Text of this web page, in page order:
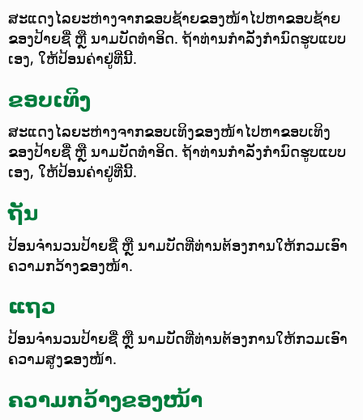
ສະແດງໄລຍະຫ່າງຈາກຂອບຊ້າຍຂອງໜ້າໄປຫາຂອບຊ້າຍ
ຂອງປ້າຍຊື່ ຫຼື ນາມບັດທຳອິດ. ຖ້າທ່ານກຳລັງກຳນົດຮູບແບບ
ເອງ, ໃຫ້ປ້ອນຄ່າຢູ່ທີ່ນີ້.
ຂອບເທິງ
ສະແດງໄລຍະຫ່າງຈາກຂອບເທິງຂອງໜ້າໄປຫາຂອບເທິງ
ຂອງປ້າຍຊື່ ຫຼື ນາມບັດທຳອິດ. ຖ້າທ່ານກຳລັງກຳນົດຮູບແບບ
ເອງ, ໃຫ້ປ້ອນຄ່າຢູ່ທີ່ນີ້.
ຖັນ
ປ້ອນຈຳນວນປ້າຍຊື່ ຫຼື ນາມບັດທີ່ທ່ານຕ້ອງການໃຫ້ກວມເອົາ
ຄວາມກວ້າງຂອງໜ້າ.
ແຖວ
ປ້ອນຈຳນວນປ້າຍຊື່ ຫຼື ນາມບັດທີ່ທ່ານຕ້ອງການໃຫ້ກວມເອົາ
ຄວາມສູງຂອງໜ້າ.
ຄວາມກວ້າງຂອງໜ້າ